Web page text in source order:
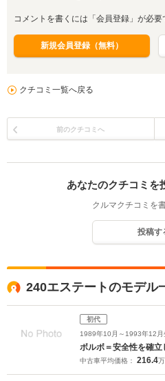
コメントを書くには「会員登録」が必要
新規会員登録（無料）
クチコミ一覧へ戻る
前のクチコミへ
あなたのクチコミを
クルマクチコミを
投稿す
240エステートのモデル
初代
1989年10月～1993年12月
ボルボ＝安全性を確
中古車平均価格： 216.4